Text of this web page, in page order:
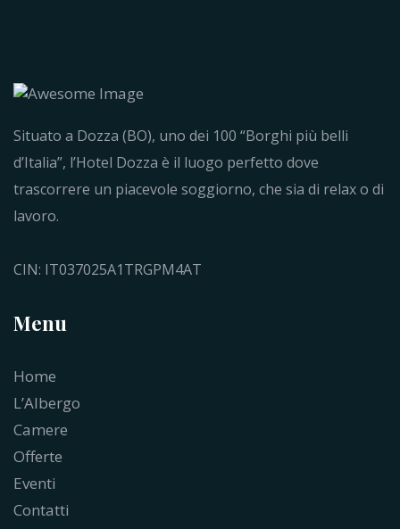
Situato a Dozza (BO), uno dei 100 “Borghi più belli
d’Italia”, l’Hotel Dozza è il luogo perfetto dove
trascorrere un piacevole soggiorno, che sia di relax o di
lavoro.
CIN: IT037025A1TRGPM4AT
Menu
Home
L’Albergo
Camere
Offerte
Eventi
Contatti